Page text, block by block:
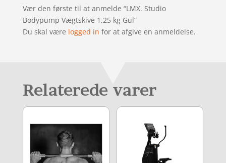
Vær den første til at anmelde “LMX. Studio
Bodypump Vægtskive 1,25 kg Gul”
Du skal være logged in for at afgive en anmeldelse.
Relaterede varer